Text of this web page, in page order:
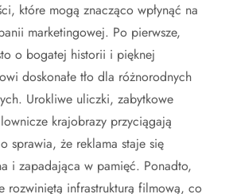
które mogą znacząco wpłynąć na
marketingowej. Po pierwsze,
o bogatej historii i pięknej
doskonałe tło dla różnorodnych
Urokliwe uliczki, zabytkowe
krajobrazy przyciągają
sprawia, że reklama staje się
i zapadająca w pamięć. Ponadto,
rozwiniętą infrastrukturą filmową, co